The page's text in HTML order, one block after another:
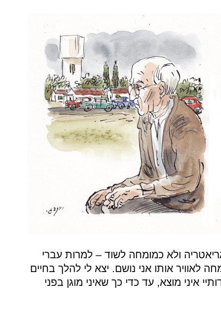
ולא כמומחה לשוד – למרות עברי
לאוויר אותו אני נושם. יצא לי להלך בחיים
איני מוצא, עד כדי כך שאיני מוגן בפני